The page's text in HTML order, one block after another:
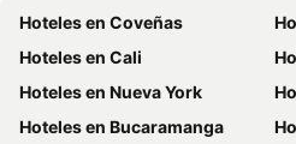
Hoteles en Coveñas
Hoteles en Cali
Hoteles en Nueva York
Hoteles en Bucaramanga